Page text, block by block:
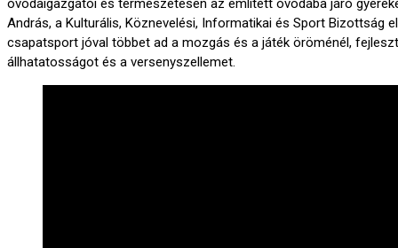
óvodaigazgatói és természetesen az említett óvodába járó
András, a Kulturális, Köznevelési, Informatikai és Sport Bizottság
csapatsport jóval többet ad a mozgás és a játék öröménél,
állhatatosságot és a versenyszellemet.